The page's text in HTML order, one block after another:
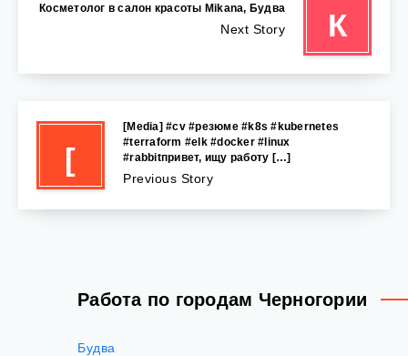
К
Косметолог в салон красоты Mikana, Будва
Next Story
[
[Media] #cv #резюме #k8s #kubernetes
#terraform #elk #docker #linux
#rabbitпривет, ищу работу […]
Previous Story
Работа по городам Черногории
Будва